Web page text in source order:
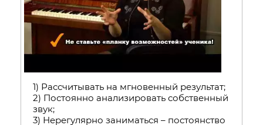
1) Рассчитывать на мгновенный результат;
2) Постоянно анализировать собственный
звук;
3) Нерегулярно заниматься – постоянство